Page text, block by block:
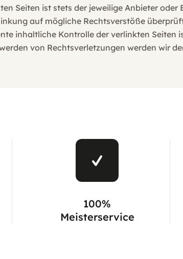
Seiten ist stets der jeweilige Anbieter oder
auf mögliche Rechtsverstöße
inhaltliche Kontrolle der verlinkten Seiten
von Rechtsverletzungen werden wir
100%
Meisterservice